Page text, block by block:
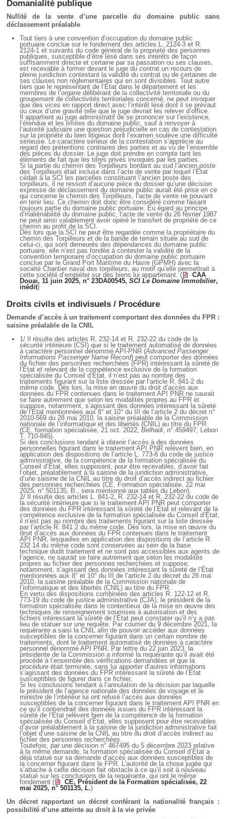
Domanialité publique
Nullité de la vente d’une parcelle du domaine public sans
déclassement préalable
Tout tiers à une convention d’occupation du domaine public
portuaire conclue sur le fondement des articles L. 2124-3 et R.
2124-1 et suivants du code général de la propriété des personnes
publiques, susceptible d’être lésé dans ses intérêts de façon
suffisamment directe et certaine par sa passation ou ses clauses,
est recevable à former devant le juge du contrat un recours de
pleine juridiction contestant la validité du contrat ou de certaines de
ses clauses non réglementaires qui en sont divisibles. Tout autre
tiers que le représentant de l’État dans le département et les
membres de l’organe délibérant de la collectivité territoriale ou du
groupement de collectivités territoriales concerné, ne peut invoquer
que des vices en rapport direct avec l’intérêt lésé dont il se prévaut
ou ceux d’une gravité telle que le juge devrait les relever d’office.
Il appartient au juge administratif de se prononcer sur l’existence,
l’étendue et les limites du domaine public, sauf à renvoyer à
l’autorité judiciaire une question préjudicielle en cas de contestation
sur la propriété du bien litigieux dont l’examen soulève une difficulté
sérieuse. Le caractère sérieux de la contestation s’apprécie au
regard des prétentions contraires des parties et au vu de l’ensemble
des pièces du dossier. Le juge doit prendre en compte tant les
éléments de fait que les titres privés invoqués par les parties.
Si la partie du chemin des Torpilleurs bordant au sud l’ancien poste
des Torpilleurs était incluse dans l’acte de vente par lequel l’État
cédait à la SCI les parcelles constituant l’ancien poste des
torpilleurs, il ne ressort d’aucune pièce du dossier qu’une décision
expresse de déclassement du domaine public aurait été prise en ce
qui concerne le chemin des Torpilleurs, l’acte de vente ne pouvant
en tenir lieu. Ce chemin doit donc être considéré comme faisant
toujours partie du domaine public portuaire. Eu égard au principe
d’inaliénabilité du domaine public, l’acte de vente du 26 février 1987
ne peut ainsi valablement avoir opéré le transfert de propriété de ce
chemin au profit de la SCI.
Dès lors que la SCI ne peut être regardée comme la propriétaire du
chemin des Torpilleurs et de la bande de terrain située au sud de
celui-ci, qui sont demeurés des dépendances du domaine public
portuaire, elle n’est pas fondée à contester la validité de la
convention temporaire d’occupation du domaine public portuaire
conclue par le Grand Port Maritime du Havre (GPMH) avec la
société Chantier naval des torpilleurs, au motif qu’elle permettrait à
cette société d’empiéter sur des biens lui appartenant. (
CAA
Douai, 11 juin 2025, n° 23DA00545, SCI Le Domaine Immobilier,
inédit)
Droits civils et indivisuels / Procédure
Demande d’accès à un traitement comportant des données du FPR :
saisine préalable de la CNIL
1/ Il résulte des articles R. 232-14 et R. 232-22 du code de la
sécurité intérieure (CSI) que si le traitement automatisé de données
à caractère personnel dénommé API-PNR (Advanced Passenger
Informations Passenger Name Record) peut comporter des données
du fichier des personnes recherchées (FPR) intéressant la sûreté de
l’État et relevant de la compétence exclusive de la formation
spécialisée du Conseil d’État, il n’est pas au nombre des
traitements figurant sur la liste dressée par l’article R. 841-2 du
même code. Dès lors, la mise en œuvre du droit d’accès aux
données du FPR contenues dans le traitement API PNR ne saurait
se faire autrement que selon les modalités propres au FPR et
suppose, notamment, s’agissant des données intéressant la sûreté
de l’État mentionnées aux 8° et 10° du III de l’article 2 du décret n°
2010-569 du 28 mai 2010, la saisine préalable de la Commission
nationale de l’informatique et des libertés (CNIL) au titre du FPR
(CE, formation spécialisée, 21 oct. 2022,Belhadi, n° 459497, Lebon
T. 710-845).
Si des conclusions tendant à obtenir l’accès à des données
personnelles figurant dans le traitement API PNR relèvent bien, en
application des dispositions de l’article L. 773-8 du code de justice
administrative, de la compétence de la formation spécialisée du
Conseil d’État, elles supposent, pour être recevables, d’avoir fait
l’objet, préalablement à la saisine de la juridiction administrative,
d’une saisine de la CNIL au titre du droit d’accès indirect au fichier
des personnes recherchées (CE, Formation spécialisée, 22 mai
2025, n° 501135, B., sera mentionné aux tables du Lebon).
2/ Il résulte des articles L. 841-2, R. 232-14 et R. 232-22 du code de
la sécurité intérieure que si le traitement API PNR peut comporter
des données du FPR intéressant la sûreté de l’État et relevant de la
compétence exclusive de la formation spécialisée du Conseil d’État,
il n’est pas au nombre des traitements figurant sur la liste dressée
par l’article R. 841 2 du même code. Dès lors, la mise en œuvre du
droit d’accès aux données du FPR contenues dans le traitement
API PNR, lesquelles en application des dispositions de l’article R.
232 14 du même code sont conservées au sein de la base
technique dudit traitement et ne sont pas accessibles aux agents de
l’agence, ne saurait se faire autrement que selon les modalités
propres au fichier des personnes recherchées et suppose,
notamment, s’agissant des données intéressant la sûreté de l’État
mentionnées aux 8° et 10° du III de l’article 2 du décret du 28 mai
2010, la saisine préalable de la Commission nationale de
l’informatique et des libertés (CNIL) au titre du FPR.
En vertu des dispositions combinées des articles R. 122-12 et R.
773-19 du code de justice administrative (CJA), le président de la
formation spécialisée dans le contentieux de la mise en œuvre des
techniques de renseignement soumises à autorisation et des
fichiers intéressant la sûreté de l’État peut constater qu’il n’y a pas
lieu de statuer sur une requête. Par courrier du 9 décembre 2021, la
requérante a saisi la CNIL afin de pouvoir accéder aux données
susceptibles de la concerner figurant dans un certain nombre de
traitements, dont le traitement automatisé de données à caractère
personnel dénommé API PNR. Par lettre du 22 juin 2023, la
présidente de la Commission a informé la requérante qu’il avait été
procédé à l’ensemble des vérifications demandées et que la
procédure était terminée, sans lui apporter d’autres informations
s’agissant des données du FPR intéressant la sûreté de l’État
susceptibles de figurer dans ce fichier.
Si les conclusions tendant à l’annulation de la décision par laquelle
le président de l’agence nationale des données de voyage et le
ministre de l’intérieur lui ont refusé l’accès aux données
susceptibles de la concerner figurant dans le traitement API PNR en
ce qu’il contiendrait des données issues du FPR intéressant la
sûreté de l’État relèvent bien de la compétence de la formation
spécialisée du Conseil d’État, elles supposent pour être recevables
d’avoir préalablement à la saisine de la juridiction administrative fait
l’objet d’une saisine de la CNIL au titre du droit d’accès indirect au
fichier des personnes recherchées.
Toutefois, par une décision n° 467495 du 5 décembre 2023 relative
à la même demande, la formation spécialisée du Conseil d’État a
déjà statué sur sa demande d’accès aux données susceptibles de
la concerner figurant dans le FPR. L’autorité de la chose jugée qui
s’attache à cette décision fait obstacle à ce qu’il soit à nouveau
statué sur les conclusions de la requérante, qui ont le même
fondement (
CE, Président de la Formation spécialisée, 22
mai 2025, n° 501135,L.)
Un décret rapportant un décret conférant la nationalité français :
possibilité d’une atteinte au droit à la vie privée